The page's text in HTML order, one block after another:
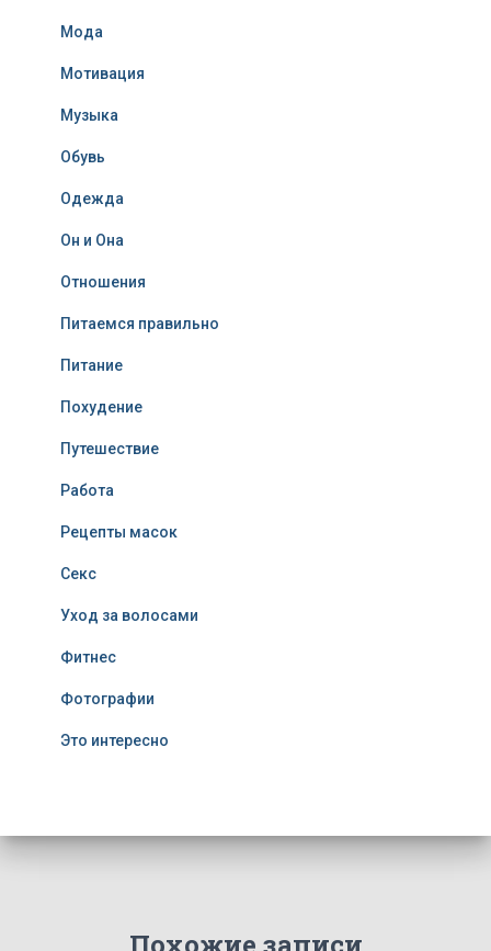
Мода
Мотивация
Музыка
Обувь
Одежда
Он и Она
Отношения
Питаемся правильно
Питание
Похудение
Путешествие
Работа
Рецепты масок
Секс
Уход за волосами
Фитнес
Фотографии
Это интересно